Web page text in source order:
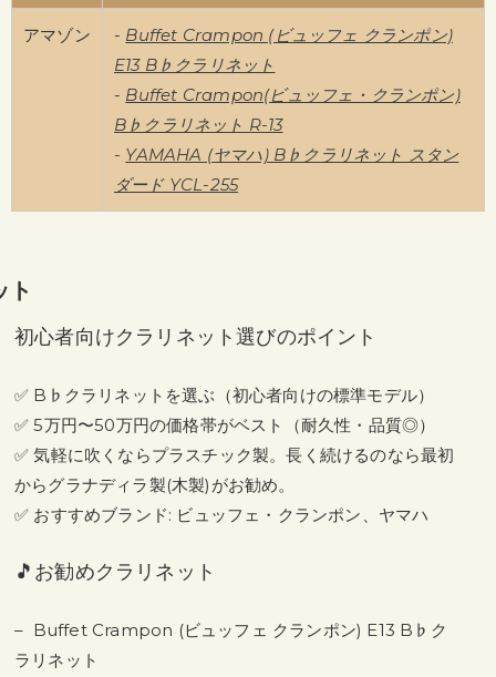
アマゾン - Buffet Crampon (ビュッフェ クランポン)
E13 B♭クラリネット
- Buffet Crampon(ビュッフェ・クランポン)
B♭クラリネット R-13
- YAMAHA (ヤマハ) B♭クラリネット スタン
ダード YCL-255
初心者向けクラリネット選びのポイント
✅ B♭クラリネットを選ぶ（初心者向けの標準モデル）
✅ 5万円〜50万円の価格帯がベスト（耐久性・品質◎）
✅ 気軽に吹くならプラスチック製。長く続けるのなら最初
からグラナディラ製(木製)がお勧め。
✅ おすすめブランド: ビュッフェ・クランポン、 ヤマハ
🎵お勧めクラリネット
– Buffet Crampon (ビュッフェ クランポン) E13 B♭ク
ラリネット